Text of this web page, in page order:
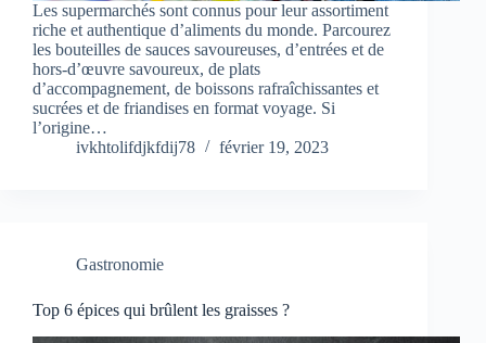
Les supermarchés sont connus pour leur assortiment
riche et authentique d’aliments du monde. Parcourez
les bouteilles de sauces savoureuses, d’entrées et de
hors-d’œuvre savoureux, de plats
d’accompagnement, de boissons rafraîchissantes et
sucrées et de friandises en format voyage. Si
l’origine…
ivkhtolifdjkfdij78
février 19, 2023
Gastronomie
Top 6 épices qui brûlent les graisses ?